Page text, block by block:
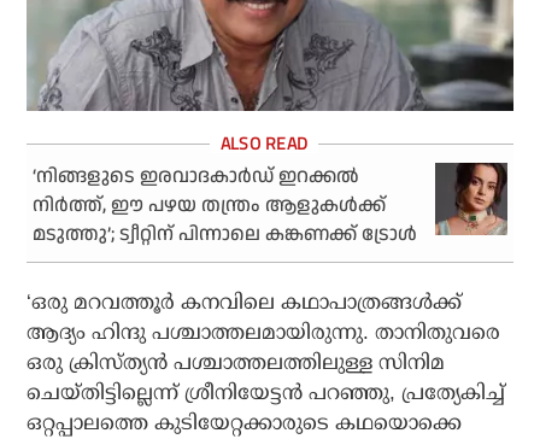
‘നിങ്ങളുടെ ഇരവാദകാര്‍ഡ് ഇറക്കല്‍
നിര്‍ത്ത്, ഈ പഴയ തന്ത്രം ആളുകള്‍ക്ക്
മടുത്തു’; ട്വീറ്റിന് പിന്നാലെ കങ്കണക്ക് ട്രോള്‍
‘ഒരു മറവത്തൂര്‍ കനവിലെ കഥാപാത്രങ്ങള്‍ക്ക്
ആദ്യം ഹിന്ദു പശ്ചാത്തലമായിരുന്നു. താനിതുവരെ
ഒരു ക്രിസ്ത്യന്‍ പശ്ചാത്തലത്തിലുള്ള സിനിമ
ചെയ്തിട്ടില്ലെന്ന് ശ്രീനിയേട്ടന്‍ പറഞ്ഞു, പ്രത്യേകിച്ച്
ഒറ്റപ്പാലത്തെ കുടിയേറ്റക്കാരുടെ കഥയൊക്കെ